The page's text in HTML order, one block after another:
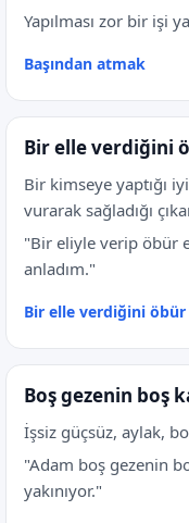
Yapılması zor bir işi
Başından atmak
Bir elle verdiğini
Bir kimseye yaptığı
vurarak sağladığı
"Bir eliyle verip öbür
anladım."
Bir elle verdiğini
Boş gezenin boş
İşsiz güçsüz, aylak,
"Adam boş gezenin
yakınıyor."